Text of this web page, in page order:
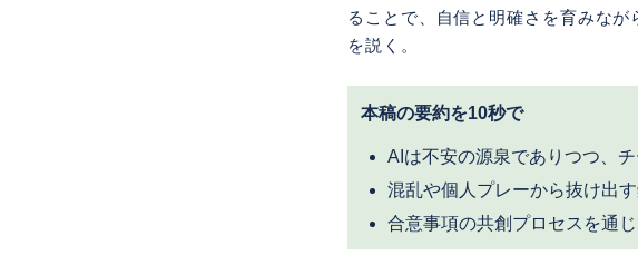
ることで、自信と明確さを育みな
を説く。
本稿の要約を10秒で
AIは不安の源泉でありつつ、
混乱や個人プレーから抜け出
合意事項の共創プロセスを通